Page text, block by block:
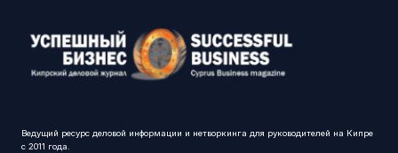
Ведущий ресурс деловой информации и нетворкинга для руководителей на Кипре
с 2011 года.